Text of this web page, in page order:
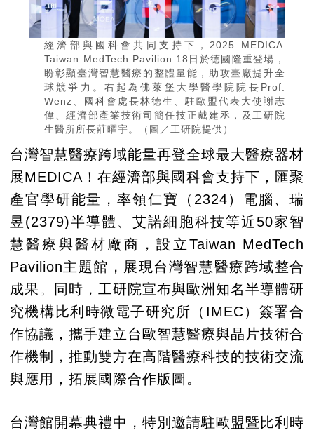
經濟部與國科會共同支持下，2025 MEDICA
Taiwan MedTech Pavilion 18日於德國隆重登場，
盼彰顯臺灣智慧醫療的整體量能，助攻臺廠提升全
球競爭力。右起為佛萊堡大學醫學院院長Prof.
Wenz、國科會處長林德生、駐歐盟代表大使謝志
偉、經濟部產業技術司簡任技正戴建丞，及工研院
生醫所所長莊曜宇。（圖／工研院提供）
台灣智慧醫療跨域能量再登全球最大醫療器材
展MEDICA！在經濟部與國科會支持下，匯聚
產官學研能量，率領仁寶（2324）電腦、瑞
昱(2379)半導體、艾諾細胞科技等近50家智
慧醫療與醫材廠商，設立Taiwan MedTech
Pavilion主題館，展現台灣智慧醫療跨域整合
成果。同時，工研院宣布與歐洲知名半導體研
究機構比利時微電子研究所（IMEC）簽署合
作協議，攜手建立台歐智慧醫療與晶片技術合
作機制，推動雙方在高階醫療科技的技術交流
與應用，拓展國際合作版圖。
台灣館開幕典禮中，特別邀請駐歐盟暨比利時